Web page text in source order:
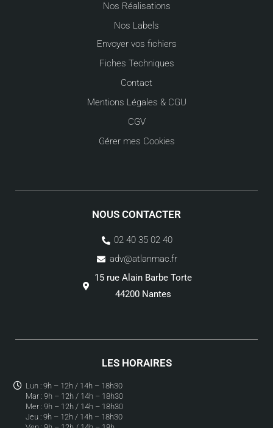
Nos Réalisations
Nos Labels
Envoyer vos fichiers
Fiches Techniques
Contact
Mentions Légales & CGU
CGV
Gérer mes Cookies
NOUS CONTACTER
02 40 35 02 40
adv@atlanmac.fr
15 rue Alain Barbe Torte
44200 Nantes
LES HORAIRES
Lun : 9h – 12h / 14h – 18h30
Mar : 9h – 12h / 14h – 18h30
Mer : 9h – 12h / 14h – 18h30
Jeu : 9h – 12h / 14h – 18h30